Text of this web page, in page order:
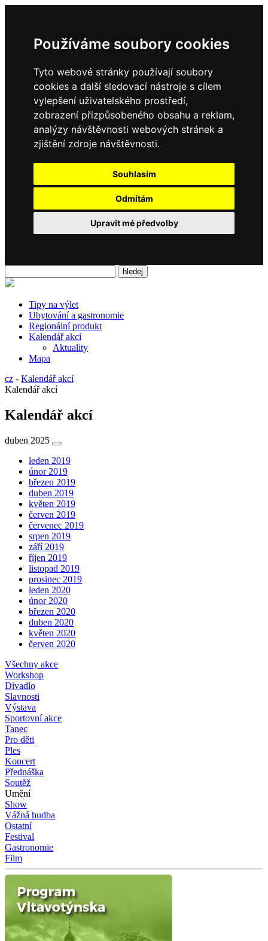
Používáme soubory cookies
Tyto webové stránky používají soubory
cookies a další sledovací nástroje s cílem
vylepšení uživatelského prostředí,
zobrazení přizpůsobeného obsahu a reklam,
analýzy návštěvnosti webových stránek a
zjištění zdroje návštěvnosti.
Souhlasím
Odmítám
Upravit mé předvolby
Tipy na výlet
Ubytování a gastronomie
Regionální produkt
Kalendář akcí
Aktuality
Mapa
cz - Kalendář akcí
Kalendář akcí
Kalendář akcí
duben 2025
leden 2019
únor 2019
březen 2019
duben 2019
květen 2019
červen 2019
červenec 2019
srpen 2019
září 2019
říjen 2019
listopad 2019
prosinec 2019
leden 2020
únor 2020
březen 2020
duben 2020
květen 2020
červen 2020
Všechny akce
Workshop
Divadlo
Slavnosti
Výstava
Sportovní akce
Tanec
Pro děti
Ples
Koncert
Přednáška
Soutěž
Umění
Show
Vážná hudba
Ostatní
Festival
Gastronomie
Film